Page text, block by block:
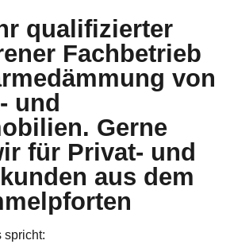
qualifizierter
Fachbetrieb
von
und
Gerne
für Privat- und
aus dem
spricht: